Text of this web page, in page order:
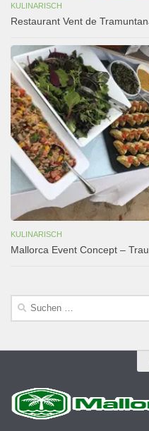
KULINARISCH
Restaurant Vent de
KULINARISCH
Mallorca Event Concept –
Suchen
nach: